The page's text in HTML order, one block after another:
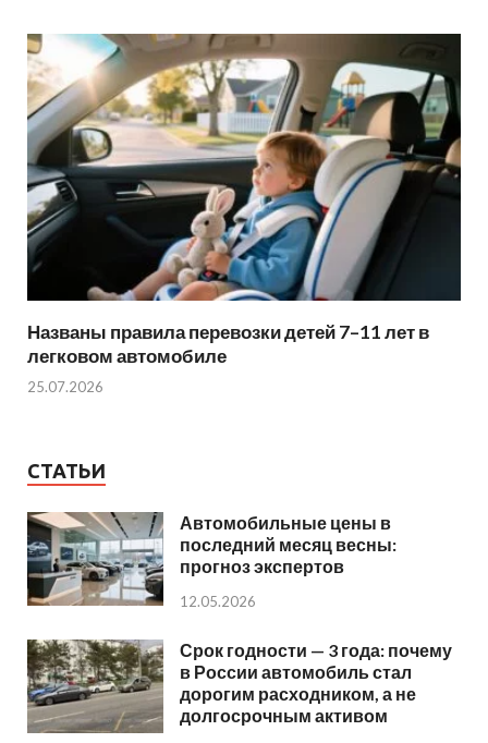
Названы правила перевозки детей 7–11 лет в
легковом автомобиле
25.07.2026
СТАТЬИ
Автомобильные цены в
последний месяц весны:
прогноз экспертов
12.05.2026
Срок годности — 3 года: почему
в России автомобиль стал
дорогим расходником, а не
долгосрочным активом